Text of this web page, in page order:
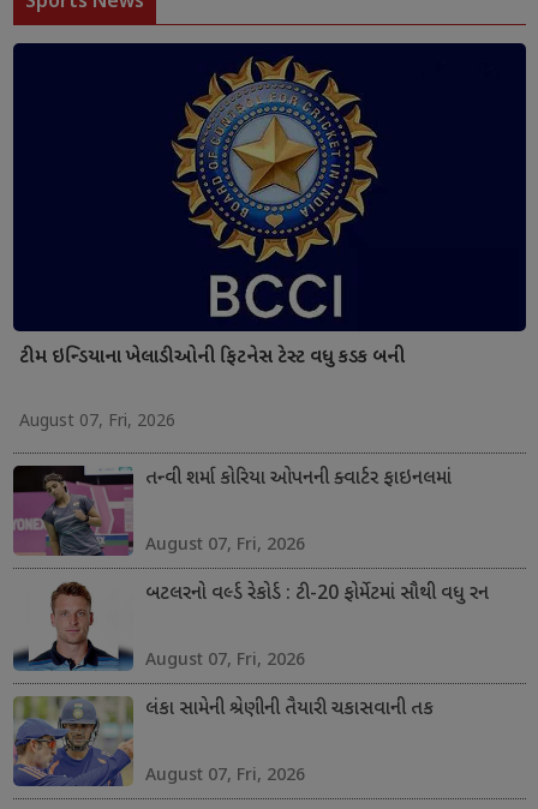
ટીમ ઇન્ડિયાના ખેલાડીઓની ફિટનેસ ટેસ્ટ વધુ કડક બની
August 07, Fri, 2026
તન્વી શર્મા કોરિયા ઓપનની ક્વાર્ટર ફાઇનલમાં
August 07, Fri, 2026
બટલરનો વર્લ્ડ રેકોર્ડ : ટી-20 ફોર્મેટમાં સૌથી વધુ રન
August 07, Fri, 2026
લંકા સામેની શ્રેણીની તૈયારી ચકાસવાની તક
August 07, Fri, 2026